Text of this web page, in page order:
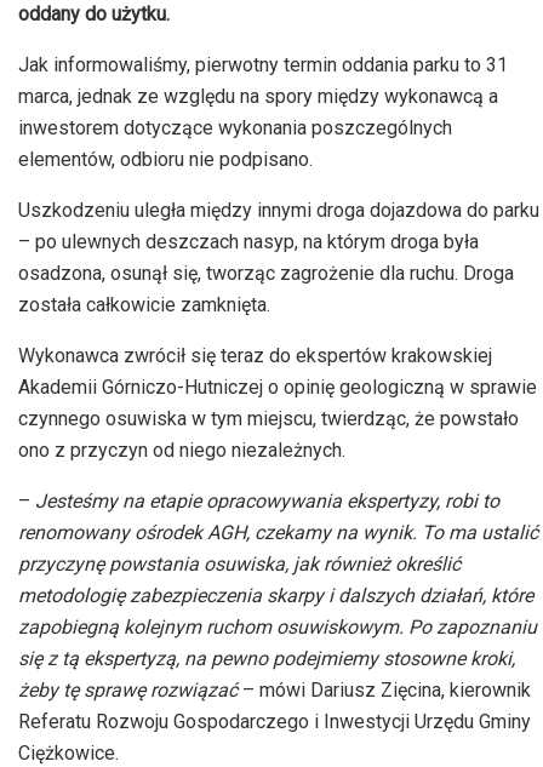
oddany do użytku.
Jak informowaliśmy, pierwotny termin oddania parku to 31
marca, jednak ze względu na spory między wykonawcą a
inwestorem dotyczące wykonania poszczególnych
elementów, odbioru nie podpisano.
Uszkodzeniu uległa między innymi droga dojazdowa do parku
– po ulewnych deszczach nasyp, na którym droga była
osadzona, osunął się, tworząc zagrożenie dla ruchu. Droga
została całkowicie zamknięta.
Wykonawca zwrócił się teraz do ekspertów krakowskiej
Akademii Górniczo-Hutniczej o opinię geologiczną w sprawie
czynnego osuwiska w tym miejscu, twierdząc, że powstało
ono z przyczyn od niego niezależnych.
– Jesteśmy na etapie opracowywania ekspertyzy, robi to
renomowany ośrodek AGH, czekamy na wynik. To ma ustalić
przyczynę powstania osuwiska, jak również określić
metodologię zabezpieczenia skarpy i dalszych działań, które
zapobiegną kolejnym ruchom osuwiskowym. Po zapoznaniu
się z tą ekspertyzą, na pewno podejmiemy stosowne kroki,
żeby tę sprawę rozwiązać– mówi Dariusz Zięcina, kierownik
Referatu Rozwoju Gospodarczego i Inwestycji Urzędu Gminy
Ciężkowice.